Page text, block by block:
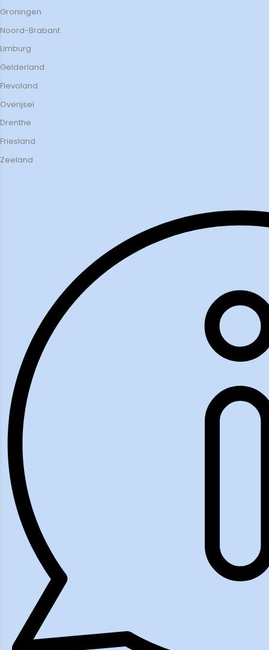
Groningen
Noord-Brabant
Limburg
Gelderland
Flevoland
Overijsel
Drenthe
Friesland
Zeeland